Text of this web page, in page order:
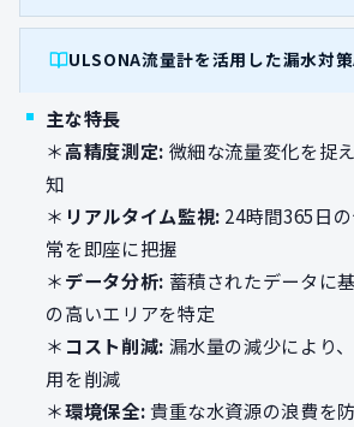
ULSONA流量計を活用した漏水対
主な特長
＊高精度測定: 微細な流量変化を捉
知
＊ リアルタイム監視: 24時間365日
常を即座に把握
＊データ分析: 蓄積されたデータに
の高いエリアを特定
＊ コスト削減: 漏水量の減少により
用を削減
＊環境保全:貴重な水資源の浪費を